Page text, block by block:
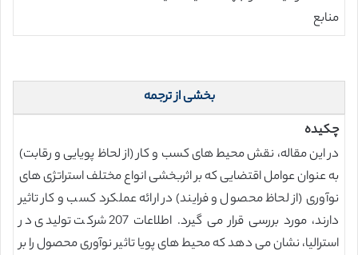
منابع
بخشی از ترجمه
چکیده
در این مقاله، نقش محیط های کسب و کار (از لحاظ پویایی و رقابت)
به عنوان عوامل اقتضایی که بر اثربخشی انواع مختلف استراتژی های
نوآوری (از لحاظ محصول و فرایند) در ارائه عملکرد کسب و کار تاثیر
دارند، مورد بررسی قرار می گیرد. اطلاعات 207 شرکت تولیدی در
استرالیا، نشان می دهد که محیط های پویا تاثیر نوآوری محصول را بر